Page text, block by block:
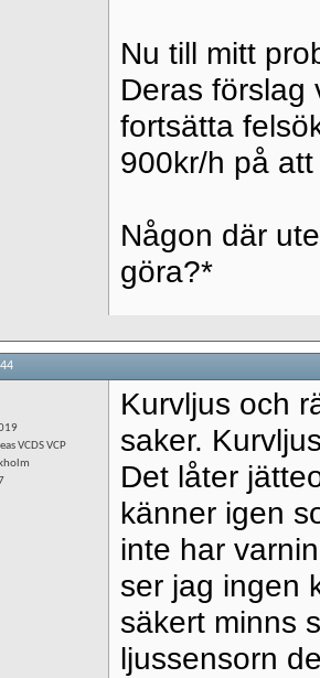
Nu till mitt
Deras förslag
fortsätta
900kr/h på
Någon där
göra?*
VCDS VCP
Kurvljus och
saker.
Det låter
känner igen
inte har
ser jag ingen
säkert minns
ljussensorn